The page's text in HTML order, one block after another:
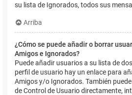
su lista de Ignorados, todos sus
Arriba
¿Cómo se puede añadir o borrar
Amigos e Ignorados?
Puede añadir usuarios a su lista de
perfil de usuario hay un enlace para
Amigos y/o Ignorados. También puede
de Control de Usuario directamente,